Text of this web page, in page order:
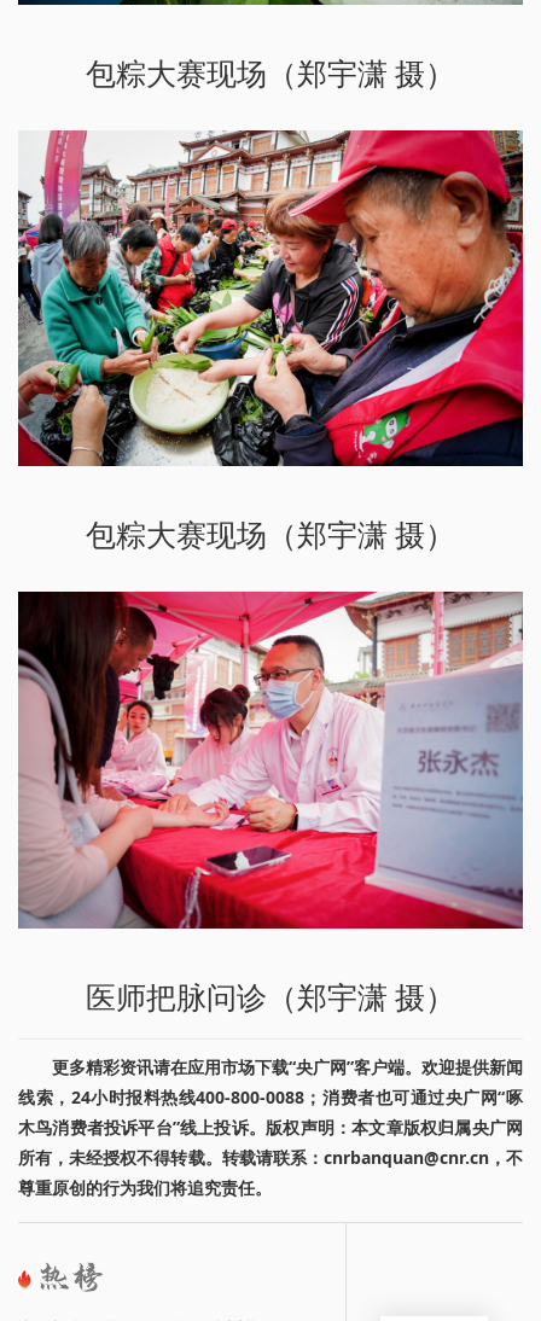
包粽大赛现场（郑宇潇 摄）
包粽大赛现场（郑宇潇 摄）
医师把脉问诊（郑宇潇 摄）
更多精彩资讯请在应用市场下载“央广网”客户端。欢迎提供新闻
线索，24小时报料热线400-800-0088；消费者也可通过央广网“啄
木鸟消费者投诉平台”线上投诉。版权声明：本文章版权归属央广网
所有，未经授权不得转载。转载请联系：cnrbanquan@cnr.cn，不
尊重原创的行为我们将追究责任。